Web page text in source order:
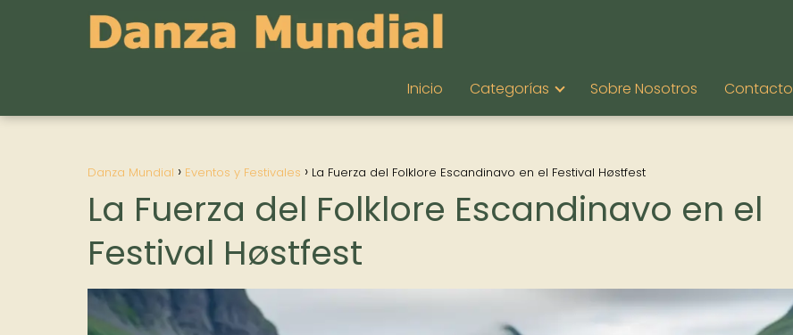
Inicio Categorías Sobre Nosotros Contacto
Danza Mundial Eventos y Festivales La Fuerza del Folklore Escandinavo en el Festival Høstfest
La Fuerza del Folklore Escandinavo en el
Festival Høstfest